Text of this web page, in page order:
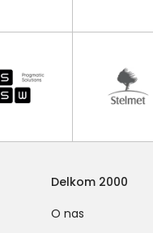
Delkom 2000
O nas